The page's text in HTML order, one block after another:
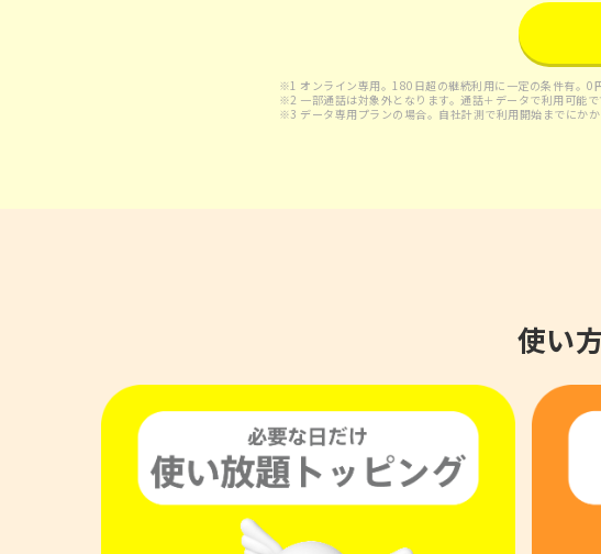
※1 オンライン専用。180日超の継続利用に一定の条件有。0
※2 一部通話は対象外となります。通話＋データで利用可能で
※3 データ専用プランの場合。自社計測で利用開始までにか
使い